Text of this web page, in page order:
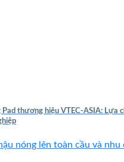
Pad thương hiệu VTEC-ASIA: Lựa
nóng lên toàn cầu và nhu